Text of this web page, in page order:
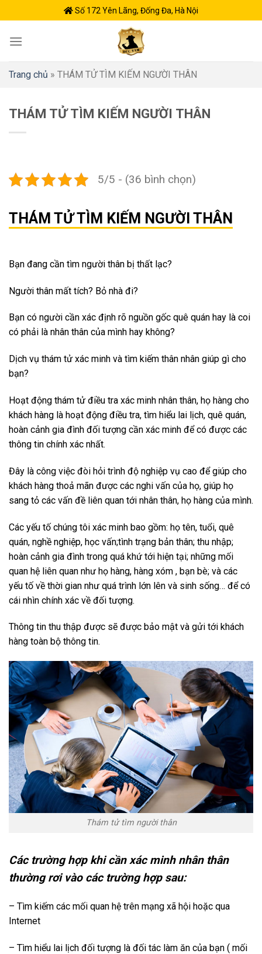
to
content
Số 172 Yên Lãng, Đống Đa, Hà Nội
Trang chủ » THÁM TỬ TÌM KIẾM NGƯỜI THÂN
THÁM TỬ TÌM KIẾM NGƯỜI THÂN
5/5 - (36 bình chọn)
THÁM TỬ TÌM KIẾM NGƯỜI THÂN
Bạn đang cần tìm người thân bị thất lạc?
Người thân mất tích? Bỏ nhà đi?
Bạn có người cần xác định rõ nguồn gốc quê quán hay là coi
có phải là nhân thân của mình hay không?
Dịch vụ thám tử xác minh và tìm kiếm thân nhân giúp gì cho
bạn?
Hoạt động thám tử điều tra xác minh nhân thân, họ hàng cho
khách hàng là hoạt động điều tra, tìm hiểu lai lịch, quê quán,
hoàn cảnh gia đình đối tượng cần xác minh để có được các
thông tin chính xác nhất.
Đây là công việc đòi hỏi trình độ nghiệp vụ cao để giúp cho
khách hàng thoả mãn được các nghi vấn của họ, giúp họ
sang tỏ các vấn đề liên quan tới nhân thân, họ hàng của mình.
Các yếu tố chúng tôi xác minh bao gồm: họ tên, tuổi, quê
quán, nghề nghiệp, học vấn;tình trạng bản thân; thu nhập;
hoàn cảnh gia đình trong quá khứ tới hiện tại; những mối
quan hệ liên quan như họ hàng, hàng xóm , bạn bè; và các
yếu tố về thời gian như quá trình lớn lên và sinh sống… để có
cái nhìn chính xác về đối tượng.
Thông tin thu thập được sẽ được bảo mật và gửi tới khách
hàng toàn bộ thông tin.
Thám tử tìm người thân
Các trường hợp khi cần xác minh nhân thân
thường rơi vào các trường hợp sau:
– Tìm kiếm các mối quan hệ trên mạng xã hội hoặc qua
Internet
– Tìm hiểu lai lịch đối tượng là đối tác làm ăn của bạn ( mối